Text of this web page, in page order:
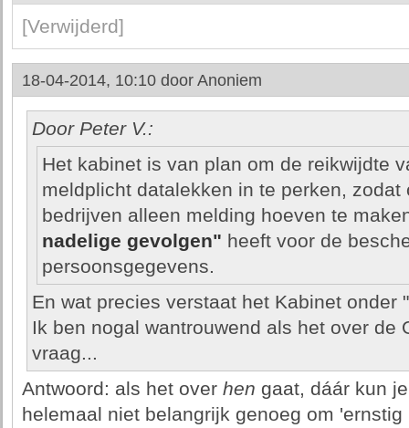
[Verwijderd]
18-04-2014, 10:10 door Anoniem
Door Peter V.:
Het kabinet is van plan om de reikwijdte
meldplicht datalekken in te perken,
bedrijven alleen melding hoeven te
nadelige gevolgen" heeft voor de
persoonsgegevens.
En wat precies verstaat het Kabinet onder
Ik ben nogal wantrouwend als het over de
vraag...
Antwoord: als het over hen gaat, dáár kun
helemaal niet belangrijk genoeg om